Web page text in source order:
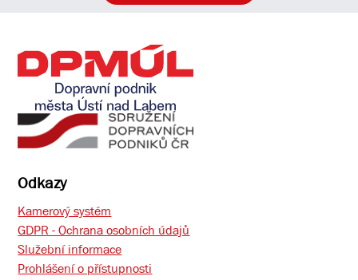
Odkazy
Kamerový systém
GDPR - Ochrana osobních údajů
Služební informace
Prohlášení o přístupnosti